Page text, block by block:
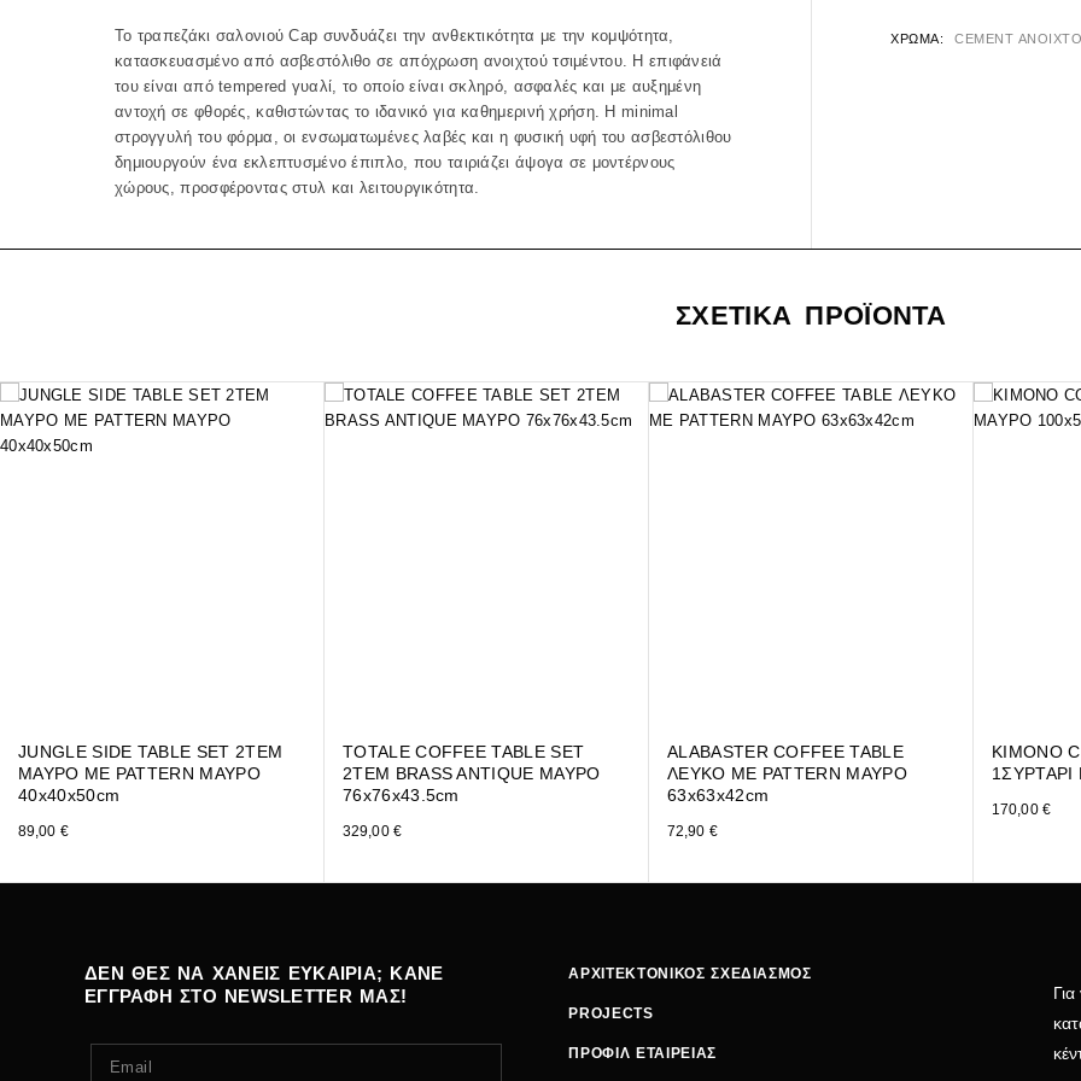
Το τραπεζάκι σαλονιού Cap συνδυάζει την ανθεκτικότητα με την κομψότητα,
κατασκευασμένο από ασβεστόλιθο σε απόχρωση ανοιχτού τσιμέντου. Η επιφάνειά
του είναι από tempered γυαλί, το οποίο είναι σκληρό, ασφαλές και με αυξημένη
αντοχή σε φθορές, καθιστώντας το ιδανικό για καθημερινή χρήση. Η minimal
στρογγυλή του φόρμα, οι ενσωματωμένες λαβές και η φυσική υφή του ασβεστόλιθου
δημιουργούν ένα εκλεπτυσμένο έπιπλο, που ταιριάζει άψογα σε μοντέρνους
χώρους, προσφέροντας στυλ και λειτουργικότητα.
ΧΡΏΜΑ CEMENT
ΣΧΕΤΙΚΑ ΠΡΟΪΟΝΤΑ
JUNGLE SIDE TABLE SET 2ΤΕΜ
ΜΑΥΡΟ ΜΕ PATTERN ΜΑΥΡΟ
40x40x50cm
89,00 €
TOTALE COFFEE TABLE SET
2ΤΕΜ BRASS ANTIQUE ΜΑΥΡΟ
76x76x43.5cm
329,00 €
ALABASTER COFFEE TABLE
ΛΕΥΚΟ ΜΕ PATTERN ΜΑΥΡΟ
63x63x42cm
72,90 €
KIMONO
170,00 €
ΔΕΝ ΘΕΣ ΝΑ ΧΑΝΕΙΣ ΕΥΚΑΙΡΙΑ; ΚΑΝΕ
ΕΓΓΡΑΦΗ ΣΤΟ NEWSLETTER ΜΑΣ!
ΑΡΧΙΤΕΚΤΟΝΙΚΟΣ ΣΧΕΔΙΑΣΜΟΣ
PROJECTS
ΠΡΟΦΙΛ ΕΤΑΙΡΕΙΑΣ